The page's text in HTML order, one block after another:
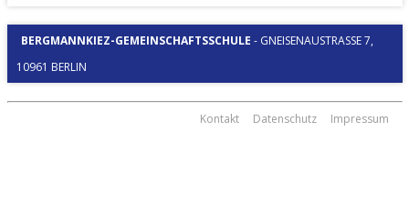
BERGMANNKIEZ-GEMEINSCHAFTSSCHULE - GNEISENAUSTRASSE 7, 1
0961 BERLIN
Kontakt Datenschutz Impressum